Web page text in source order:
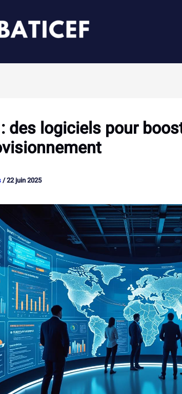
des logiciels pour
/22 juin 2025